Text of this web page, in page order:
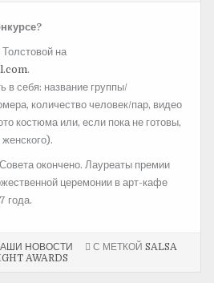
на
.
в себя: название группы/
количество человек/пар, видео
костюма или, если пока не готовы,
окончено. Лауреаты премии
церемонии в арт-кафе
года.
НОВОСТИ С МЕТКОЙ SALSA
AWARDS